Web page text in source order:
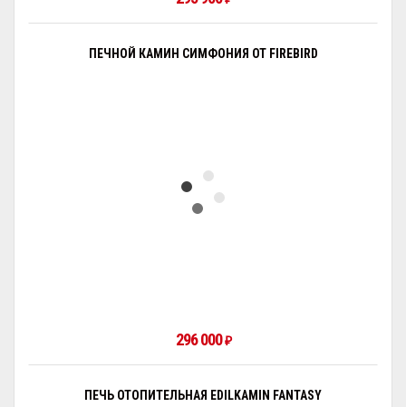
ПЕЧНОЙ КАМИН СИМФОНИЯ ОТ FIREBIRD
296 000₽
ПЕЧЬ ОТОПИТЕЛЬНАЯ EDILKAMIN FANTASY